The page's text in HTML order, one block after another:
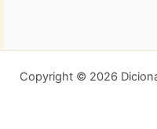
Copyright © 2026